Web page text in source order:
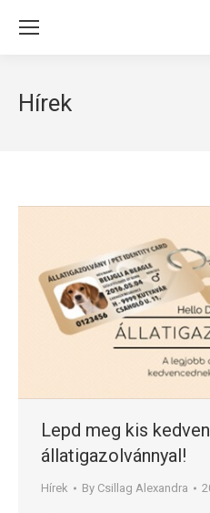
Hírek
Lepd meg kis
állatigazolvánnyal!
Hírek By Csillag Alexandra